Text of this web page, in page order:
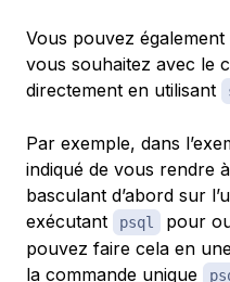
Vous pouvez
vous souhaitez avec le
directement en utilisant
Par exemple, dans
indiqué de vous rendre
basculant d’abord sur
exécutant
psql
pour
pouvez faire cela en
la commande unique